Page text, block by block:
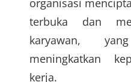
organisasi
terbuka dan
karyawan,
meningkatkan
kerja.